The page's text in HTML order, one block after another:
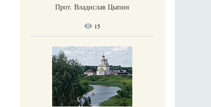
Прот. Владислав Цыпин
15